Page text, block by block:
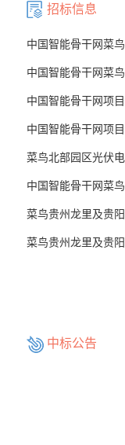
招标信息
中国智能骨干网菜
中国智能骨干网菜
中国智能骨干网项
中国智能骨干网项
菜鸟北部园区光伏
中国智能骨干网菜
菜鸟贵州龙里及贵
菜鸟贵州龙里及贵
中标公告